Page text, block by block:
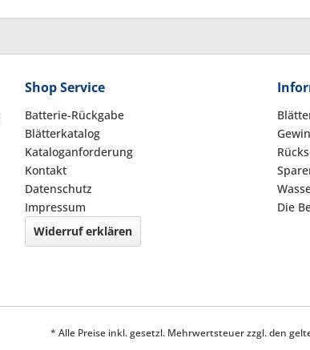
Shop Service
Batterie-Rückgabe
Blätterkatalog
Kataloganforderung
Kontakt
Datenschutz
Impressum
Widerruf erklären
Die
* Alle Preise inkl. gesetzl. Mehrwertsteuer zzgl. den